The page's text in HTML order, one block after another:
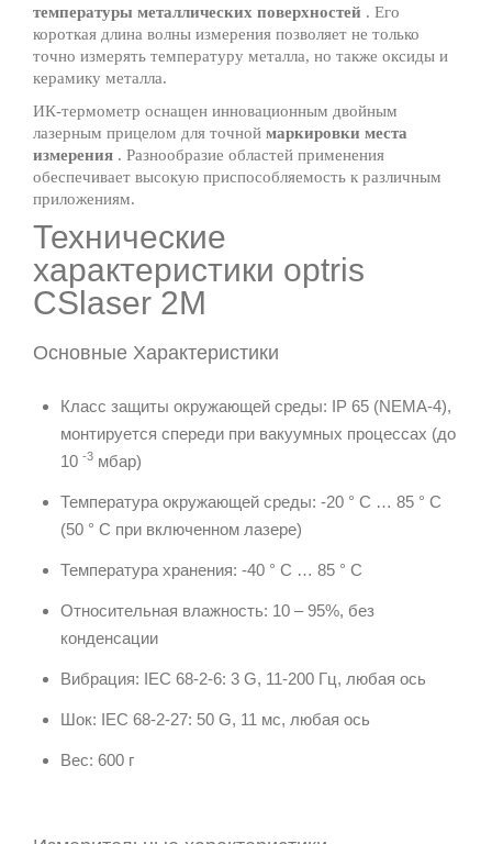
температуры металлических поверхностей . Его
короткая длина волны измерения позволяет не только
точно измерять температуру металла, но также оксиды и
керамику металла.
ИК-термометр оснащен инновационным двойным
лазерным прицелом для точной маркировки места
измерения . Разнообразие областей применения
обеспечивает высокую приспособляемость к различным
приложениям.
Технические
характеристики optris
CSlaser 2M
Основные Характеристики
Класс защиты окружающей среды: IP 65 (NEMA-4),
монтируется спереди при вакуумных процессах (до
10 -3 мбар)
Температура окружающей среды: -20 ° C … 85 ° C
(50 ° C при включенном лазере)
Температура хранения: -40 ° С … 85 ° С
Относительная влажность: 10 – 95%, без
конденсации
Вибрация: IEC 68-2-6: 3 G, 11-200 Гц, любая ось
Шок: IEC 68-2-27: 50 G, 11 мс, любая ось
Вес: 600 г